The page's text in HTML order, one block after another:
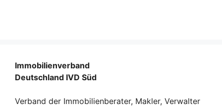
Immobilienverband
Deutschland IVD Süd
Verband der Immobilienberater, Makler, Verwalter